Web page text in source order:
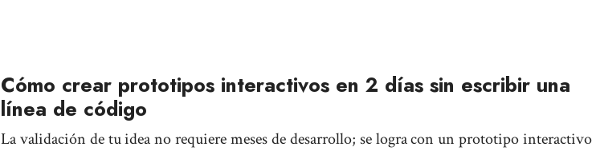
Cómo crear prototipos interactivos en 2 días sin escribir una
línea de código
La validación de tu idea no requiere meses de desarrollo; se logra con un prototipo interactivo